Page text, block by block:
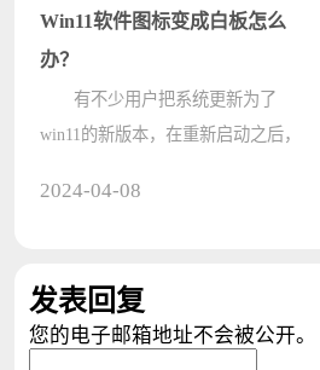
容，允许在不同的显示器上使用不同
的刷新率????
Win11软件图标变成白板怎么
办？
有不少用户把系统更新为了
win11的新版本，在重新启动之后，
程就来和大????
2024-04-08
发表回复
您的电子邮箱地址不会被公开。